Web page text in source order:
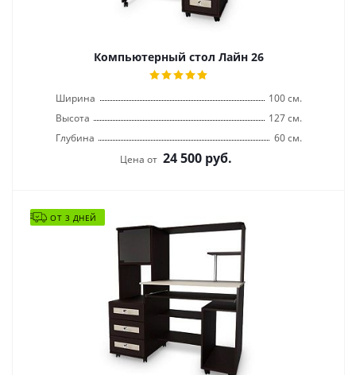
Компьютерный стол Лайн 26
Ширина
100 см.
Высота
127 см.
Глубина
60 см.
Цена от 24 500 руб.
ОТ 3 ДНЕЙ